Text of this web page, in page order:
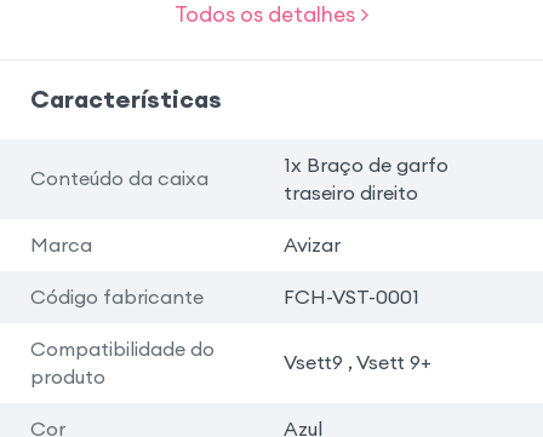
Todos os detalhes >
Características
Conteúdo da caixa
1x Braço de garfo
traseiro direito
Marca Avizar
Código fabricante FCH-VST-0001
Compatibilidade do
produto
Vsett9 , Vsett 9+
Cor Azul